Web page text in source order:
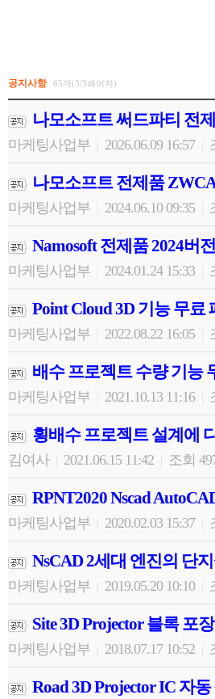
공지사항 65개(3/3페이지)
나모소프트 써드파티 전
마케팅사업부 2026.06.09 16:57
나모소프트 전제품
마케팅사업부 2024.06.10 09:35
Namosoft 전제품 2024버
마케팅사업부 2024.01.24 15:33
Point Cloud 3D 기능 무료
마케팅사업부 2022.08.22 16:05
배수 프로젝트 수량 기능
마케팅사업부 2021.10.13 11:16
횡배수 프로젝트 설계에
김여사 2021.06.15 11:42 조회
RPNT2020 Nscad
마케팅사업부 2020.02.03 15:37
NsCAD 2세대 엔진의 단
마케팅사업부 2019.05.20 10:10
Site 3D Projector 블록 포
마케팅사업부 2018.07.17 10:52
Road 3D Projector IC 자